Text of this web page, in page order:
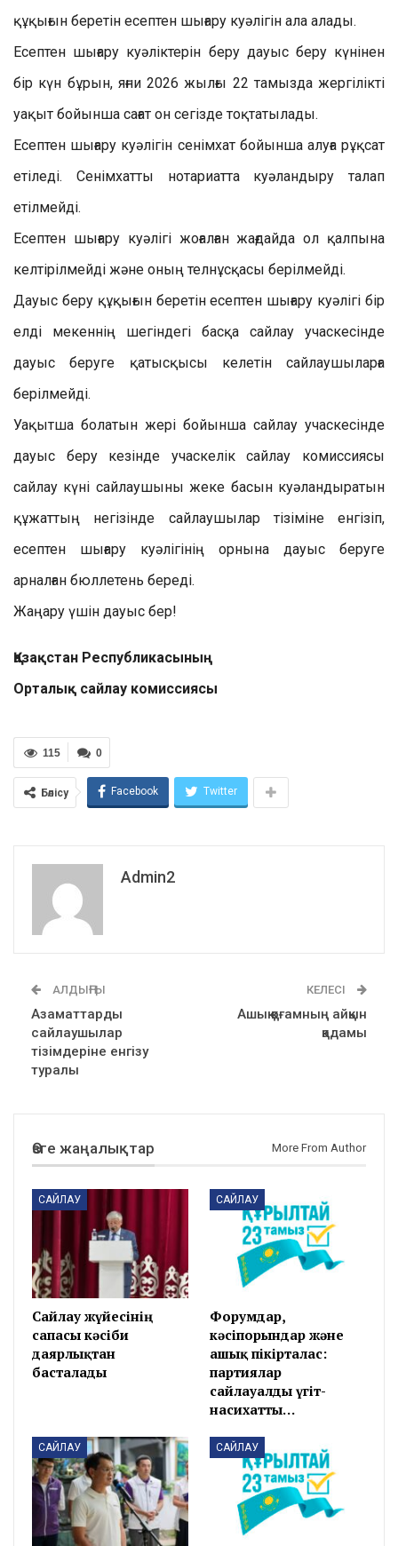
құқығын беретiн есептен шығару куәлігін ала алады.
Есептен шығару куәліктерін беру дауыс беру күнінен
бір күн бұрын, яғни 2026 жылғы 22 тамызда жергілікті
уақыт бойынша сағат он сегізде тоқтатылады.
Есептен шығару куәлігін сенімхат бойынша алуға рұқсат
етіледі. Сенімхатты нотариатта куәландыру талап
етілмейді.
Есептен шығару куәлігі жоғалған жағдайда ол қалпына
келтірілмейді және оның телнұсқасы берілмейді.
Дауыс беру құқығын беретін есептен шығару куәлігі бір
елді мекеннің шегіндегі басқа сайлау учаскесінде
дауыс беруге қатысқысы келетін сайлаушыларға
берілмейді.
Уақытша болатын жері бойынша сайлау учаскесінде
дауыс беру кезінде учаскелік сайлау комиссиясы
сайлау күні сайлаушыны жеке басын куәландыратын
құжаттың негізінде сайлаушылар тізіміне енгізіп,
есептен шығару куәлігінің орнына дауыс беруге
арналған бюллетень береді.
Жаңару үшін дауыс бер!
Қазақстан Республикасының
Орталық сайлау комиссиясы
0
115
Бөлісу Facebook Twitter
Admin2
АЛДЫҢҒЫ
Азаматтарды
сайлаушылар
тізімдеріне енгізу
туралы
КЕЛЕСІ
Ашық қоғамның айқын
қадамы
Өзге жаңалықтар More From Author
САЙЛАУ
Сайлау жүйесінің
сапасы кәсіби
даярлықтан
басталады
САЙЛАУ
Форумдар,
кәсіпорындар және
ашық пікірталас:
партиялар
сайлауалды үгіт-
насихатты…
САЙЛАУ САЙЛАУ